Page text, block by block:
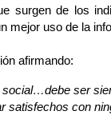
surgen de los
mejor uso de la
afirmando:
social…debe ser
satisfechos con